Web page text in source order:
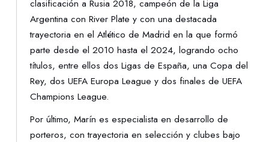
clasificación a Rusia 2018, campeón de la Liga
Argentina con River Plate y con una destacada
trayectoria en el Atlético de Madrid en la que formó
parte desde el 2010 hasta el 2024, logrando ocho
títulos, entre ellos dos Ligas de España, una Copa del
Rey, dos UEFA Europa League y dos finales de UEFA
Champions League.
Por último, Marín es especialista en desarrollo de
porteros, con trayectoria en selección y clubes bajo